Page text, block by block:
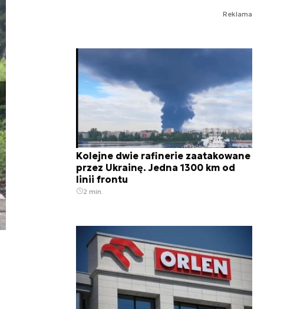
Reklama
Kolejne dwie rafinerie zaatakowane
przez Ukrainę. Jedna 1300 km od
linii frontu
2 min.